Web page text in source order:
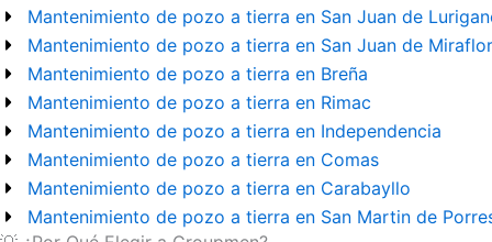
Mantenimiento de pozo a tierra en San Juan de
Mantenimiento de pozo a tierra en San Juan de
Mantenimiento de pozo a tierra en Breña
Mantenimiento de pozo a tierra en Rimac
Mantenimiento de pozo a tierra en Independencia
Mantenimiento de pozo a tierra en Comas
Mantenimiento de pozo a tierra en Carabayllo
Mantenimiento de pozo a tierra en San Martin de